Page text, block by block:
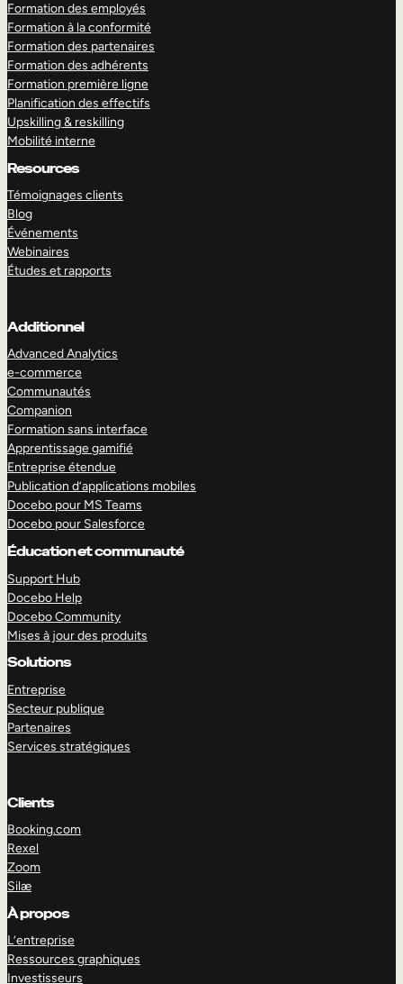
Formation des employés
Formation à la conformité
Formation des partenaires
Formation des adhérents
Formation première ligne
Planification des effectifs
Upskilling & reskilling
Mobilité interne
Resources
Témoignages clients
Blog
Événements
Webinaires
Études et rapports
Additionnel
Advanced Analytics
e-commerce
Communautés
Companion
Formation sans interface
Apprentissage gamifié
Entreprise étendue
Publication d’applications mobiles
Docebo pour MS Teams
Docebo pour Salesforce
Éducation et communauté
Support Hub
Docebo Help
Docebo Community
Mises à jour des produits
Solutions
Entreprise
Secteur publique
Partenaires
Services stratégiques
Clients
Booking.com
Rexel
Zoom
Silæ
À propos
L’entreprise
Ressources graphiques
Investisseurs